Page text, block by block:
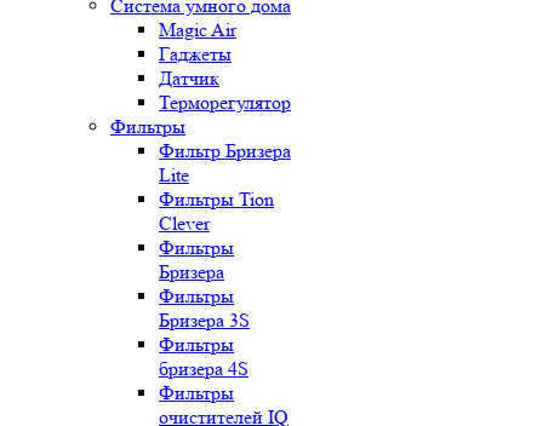
Система умного дома
Magic Air
Гаджеты
Датчик
Терморегулятор
Фильтры
Фильтр Бризера
Lite
Фильтры Tion
Clever
Фильтры
Бризера
Фильтры
Бризера 3S
Фильтры
бризера 4S
Фильтры
очистителей IQ